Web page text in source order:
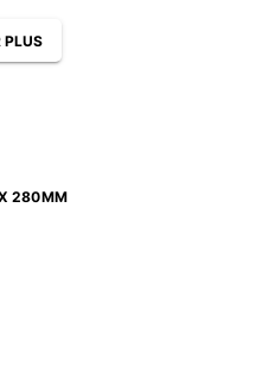
PLUS
280MM